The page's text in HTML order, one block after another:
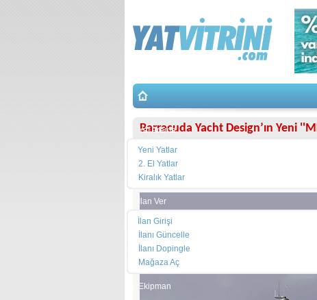
Yat Arama
Yeni Yatlar
2. El Yatlar
Kiralık Yatlar
İlan Ver
İlan Girişi
İlanı Güncelle
İlanı Dopingle
Mağaza Aç
Ekipman
Barracuda Yacht Design’ın Yeni
İspanyol tasarım stüdyosu
Fino Yachts